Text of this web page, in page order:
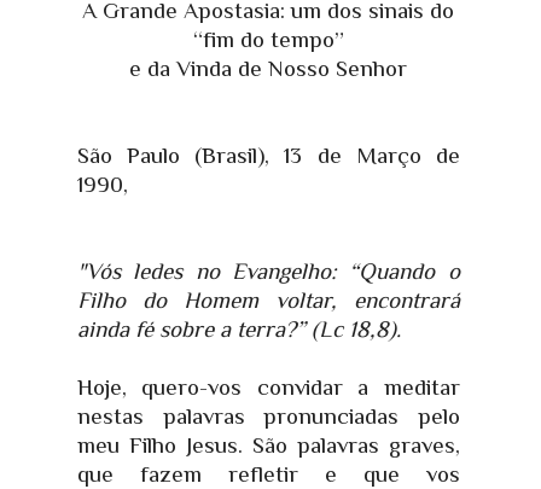
A Grande Apostasia: um dos sinais do
“fim do tempo”
e da Vinda de Nosso Senhor
São Paulo (Brasil), 13 de Março de
1990,
"Vós ledes no Evangelho: “Quando o
Filho do Homem voltar, encontrará
ainda fé sobre a terra?”(Lc 18,8).
Hoje, quero-vos convidar a meditar
nestas palavras pronunciadas pelo
meu Filho Jesus. São palavras graves,
que fazem refletir e que vos